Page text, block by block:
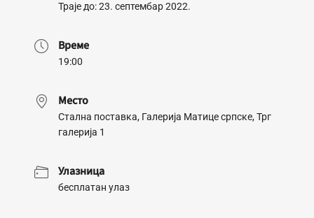
Траје до: 23. септембар 2022.
Време
19:00
Место
Стална поставка, Галерија Матице српске, Трг
галерија 1
Улазница
бесплатан улаз